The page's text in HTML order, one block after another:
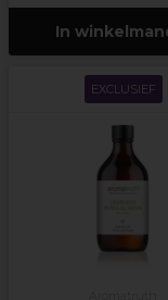
In
EXCLUSIEF